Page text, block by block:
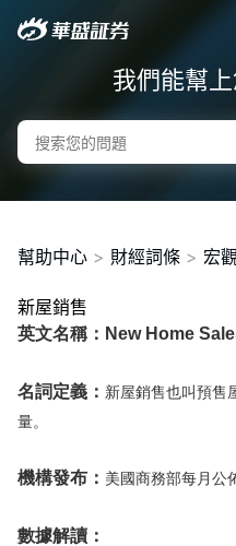
要聞
快訊
美股
港股
新股
我們能幫
幫助中心 > 財經詞條 > 宏
新屋銷售
英文名稱：New Home
名詞定義： 新屋銷售也叫預售
量。
機構發布： 美國商務部每月公
數據解讀：